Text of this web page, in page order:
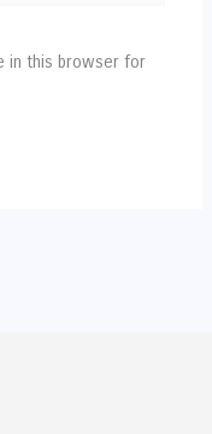
in this browser for